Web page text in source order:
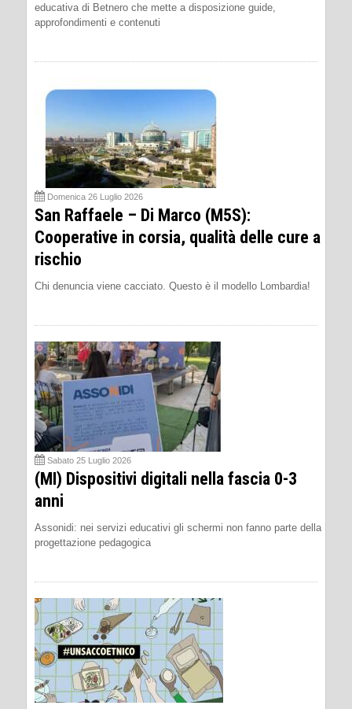
educativa di Betnero che mette a disposizione guide,
approfondimenti e contenuti
Domenica 26 Luglio 2026
San Raffaele – Di Marco (M5S):
Cooperative in corsia, qualità delle cure a
rischio
Chi denuncia viene cacciato. Questo è il modello Lombardia!
Sabato 25 Luglio 2026
(MI) Dispositivi digitali nella fascia 0-3
anni
Assonidi: nei servizi educativi gli schermi non fanno parte della
progettazione pedagogica